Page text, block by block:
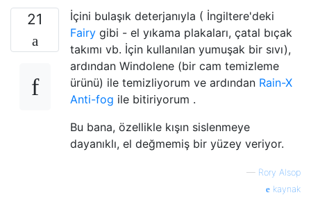
21
İçini bulaşık deterjanıyla ( İngiltere'deki
Fairy gibi - el yıkama plakaları, çatal bıçak
takımı vb. İçin kullanılan yumuşak bir sıvı),
ardından Windolene (bir cam temizleme
ürünü) ile temizliyorum ve ardından Rain-X
Anti-fog ile bitiriyorum .
Bu bana, özellikle kışın sislenmeye
dayanıklı, el değmemiş bir yüzey veriyor.
— Rory Alsop
kaynak